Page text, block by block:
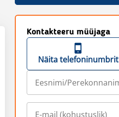
Kontakteeru müüjaga
Näita telefoninumbrit